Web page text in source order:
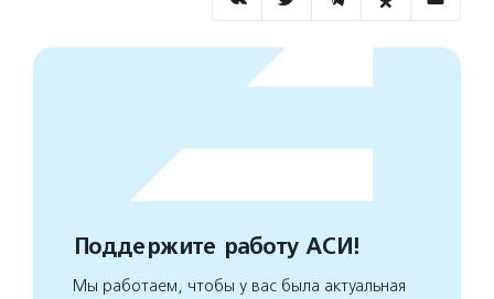
Поддержите работу АСИ!
Мы работаем, чтобы у вас была актуальная